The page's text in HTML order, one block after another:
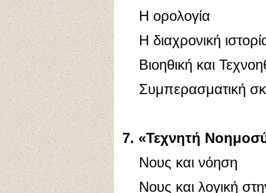
Η ορολογία
Η διαχρονική
Βιοηθική και
Συμπερασματική
7. «Τεχνητή
Νους και νόηση
Νους και λογική